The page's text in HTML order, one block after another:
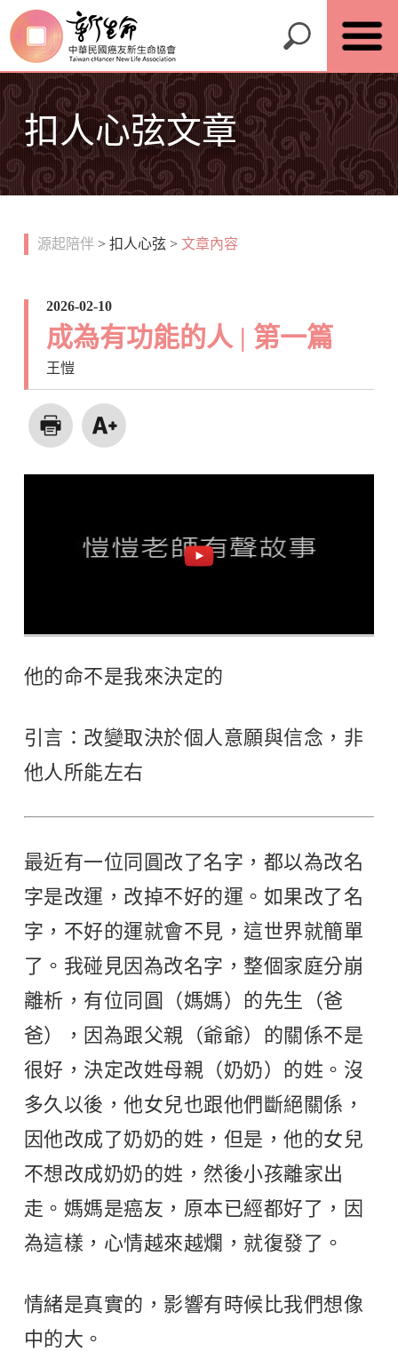
扣人心弦文章
源起陪伴 > 扣人心弦 > 文章內容
2026-02-10
成為有功能的人 | 第一篇
王愷
他的命不是我來決定的
引言：改變取決於個人意願與信念，非
他人所能左右
最近有一位同圓改了名字，都以為改名
字是改運，改掉不好的運。如果改了名
字，不好的運就會不見，這世界就簡單
了。我碰見因為改名字，整個家庭分崩
離析，有位同圓（媽媽）的先生（爸
爸），因為跟父親（爺爺）的關係不是
很好，決定改姓母親（奶奶）的姓。沒
多久以後，他女兒也跟他們斷絕關係，
因他改成了奶奶的姓，但是，他的女兒
不想改成奶奶的姓，然後小孩離家出
走。媽媽是癌友，原本已經都好了，因
為這樣，心情越來越爛，就復發了。
情緒是真實的，影響有時候比我們想像
中的大。